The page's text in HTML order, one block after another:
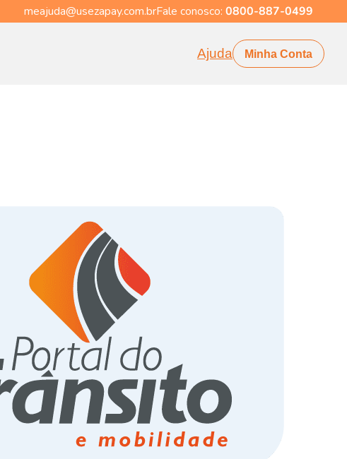
meajuda@usezapay.com.brFale conosco: 0800-887-0499
Ajuda Minha Conta